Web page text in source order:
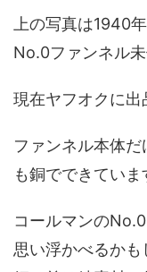
上の写真は1940
No.0ファンネル未
現在ヤフオクに出
ファンネル本体
も銅でできていま
コールマンの
思い浮かべるかも